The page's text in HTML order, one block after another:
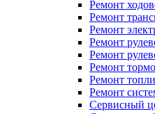
Ремонт
Ремонт
Ремонт
Ремонт
Ремонт
Ремонт
Ремонт
Ремонт
Сервисный